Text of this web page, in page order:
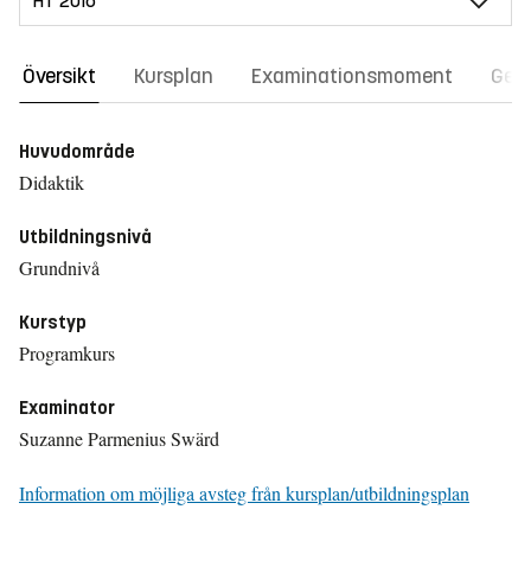
Översikt Kursplan Examinationsmoment
Huvudområde
Didaktik
Utbildningsnivå
Grundnivå
Kurstyp
Programkurs
Examinator
Suzanne Parmenius Swärd
Information om möjliga avsteg från kursplan/utbildningsplan